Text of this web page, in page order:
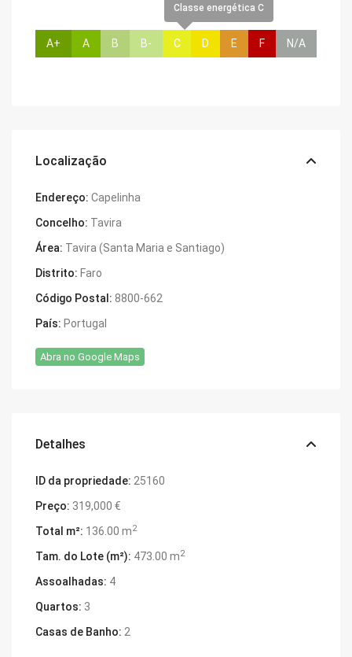
A+ A B B-
Classe energética C
C D E F N/A
Localização
Endereço: Capelinha
Concelho: Tavira
Área: Tavira (Santa Maria e Santiago)
Distrito: Faro
Código Postal: 8800-662
País: Portugal
Abra no Google Maps
Detalhes
ID da propriedade: 25160
Preço: 319,000 €
Total m²: 136.00 m2
Tam. do Lote (m²): 473.00 m2
Assoalhadas: 4
Quartos: 3
Casas de Banho: 2